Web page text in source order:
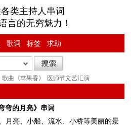
类主持人串词
言的无穷魅力！
歌词 标签 求助
歌曲《苹果香》 医师节文艺汇演
弯的月亮》串词
月亮、小船、流水、小桥等美丽的景